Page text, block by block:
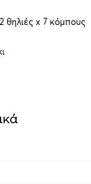
θηλιές x 7 κόμπους